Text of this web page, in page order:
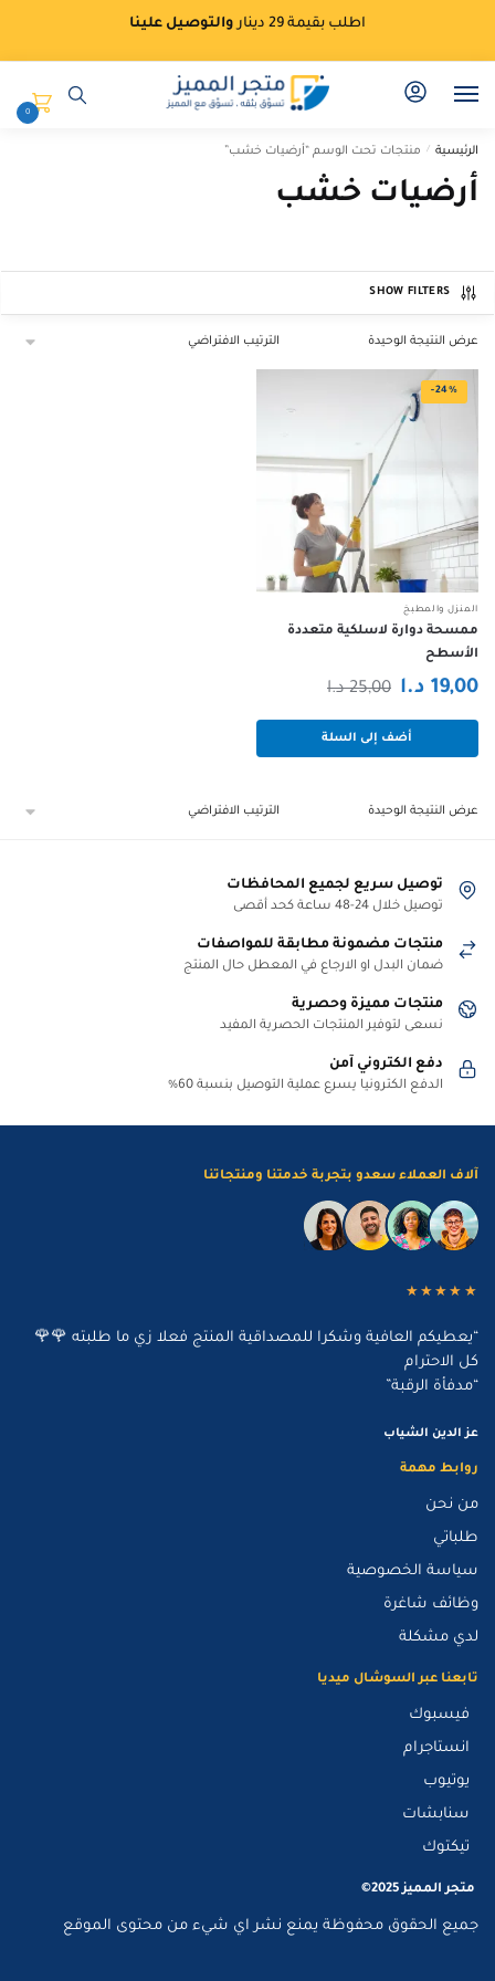
navigation
content
اطلب بقيمة 29 دينار والتوصيل علينا
0
الرئيسية / منتجات تحت الوسم “أرضيات خشب”
أرضيات خشب
SHOW FILTERS
عرض النتيجة الوحيدة
-24%
المنزل والمطبخ
ممسحة دوارة لاسلكية متعددة
الأسطح
25,00 د.االسعر
الأصلي
هو:
19,00 د.ا
السعر
الحالي
هو:
أضف إلى السلة
عرض النتيجة الوحيدة
توصيل سريع لجميع المحافظات
توصيل خلال 24-48 ساعة كحد أقصى
منتجات مضمونة مطابقة للمواصفات
ضمان البدل او الارجاع في المعطل حال المنتج
منتجات مميزة وحصرية
نسعى لتوفير المنتجات الحصرية المفيد
دفع الكتروني آمن
الدفع الكترونيا يسرع عملية التوصيل بنسبة 60%
آلاف العملاء سعدو بتجربة خدمتنا ومنتجاتنا
★★★★★
“يعطيكم العافية وشكرا للمصداقية المنتج فعلا زي ما طلبته 🌹🌹
كل الاحترام
“مدفأة الرقبة”
عز الدين الشياب
روابط مهمة
من نحن
طلباتي
سياسة الخصوصية
وظائف شاغرة
لدي مشكلة
تابعنا عبر السوشال ميديا
فيسبوك
انستاجرام
يوتيوب
سنابشات
تيكتوك
متجر المميز 2025©
جميع الحقوق محفوظة يمنع نشر اي شيء من محتوى الموقع